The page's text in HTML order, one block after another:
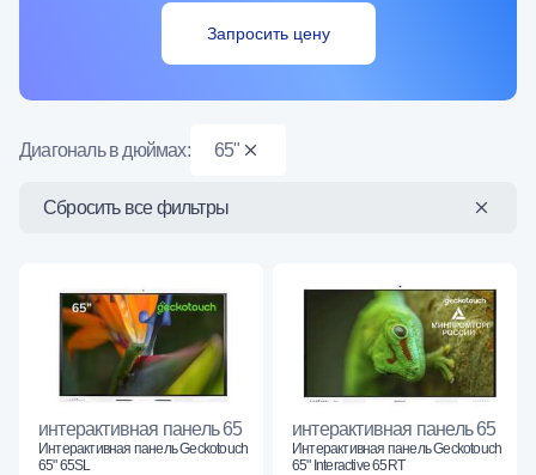
Запросить цену
Диагональ в дюймах: 65"
Сбросить все фильтры
интерактивная панель 65
Интерактивная панель Geckotouch
65" 65SL
интерактивная панель 65
Интерактивная панель Geckotouch
65" Interactive 65RT